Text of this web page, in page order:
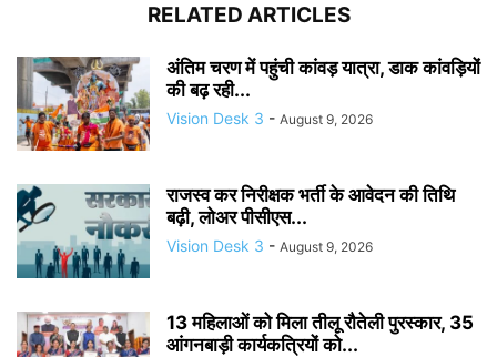
RELATED ARTICLES
अंतिम चरण में पहुंची कांवड़ यात्रा, डाक कांवड़ियों
की बढ़ रही...
Vision Desk 3 - August 9, 2026
राजस्व कर निरीक्षक भर्ती के आवेदन की तिथि
बढ़ी, लोअर पीसीएस...
Vision Desk 3 - August 9, 2026
13 महिलाओं को मिला तीलू रौतेली पुरस्कार, 35
आंगनबाड़ी कार्यकत्रियों को...